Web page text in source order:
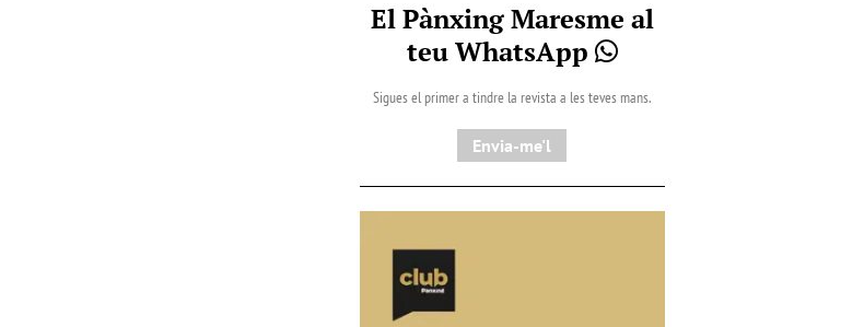
El Pànxing Maresme al
teu WhatsApp
Sigues el primer a tindre la revista a les teves mans.
Envia-me'l